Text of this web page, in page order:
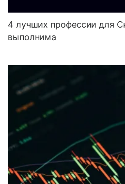
4 лучших профессии для
выполнима